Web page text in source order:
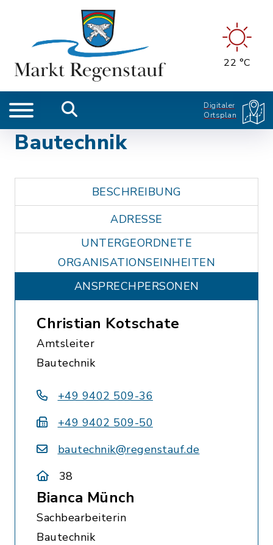
22 °C
Digitaler
Ortsplan
Bautechnik
BESCHREIBUNG
ADRESSE
UNTERGEORDNETE
ORGANISATIONSEINHEITEN
ANSPRECHPERSONEN
Christian Kotschate
Amtsleiter
Bautechnik
+49 9402 509-36
+49 9402 509-50
bautechnik@regenstauf.de
38
Bianca Münch
Sachbearbeiterin
Bautechnik